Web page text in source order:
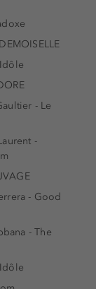
- Le
-
- Good
- The